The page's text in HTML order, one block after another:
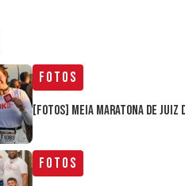
Fotos
[FOTOS] Meia Maratona de Juiz
Fotos